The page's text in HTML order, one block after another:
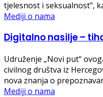
tjelesnost i seksualnost",
Mediji o nama
Digitalno nasilje –
Udruženje „Novi put“
civilnog društva iz
nova znanja o
Mediji o nama